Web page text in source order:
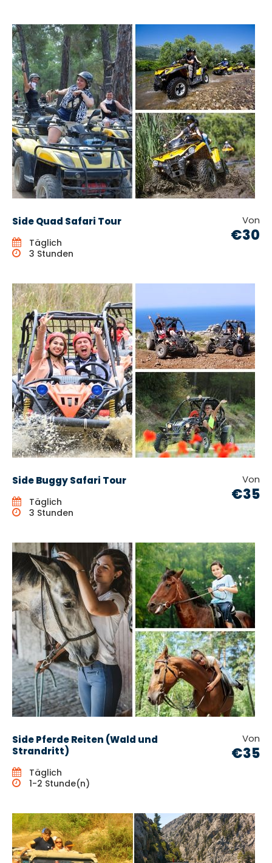
Side Quad Safari Tour Von
€30
Täglich
3 Stunden
Side Buggy Safari Tour Von
€35
Täglich
3 Stunden
Side Pferde Reiten (Wald und
Strandritt)
Von
€35
Täglich
1-2 Stunde(n)